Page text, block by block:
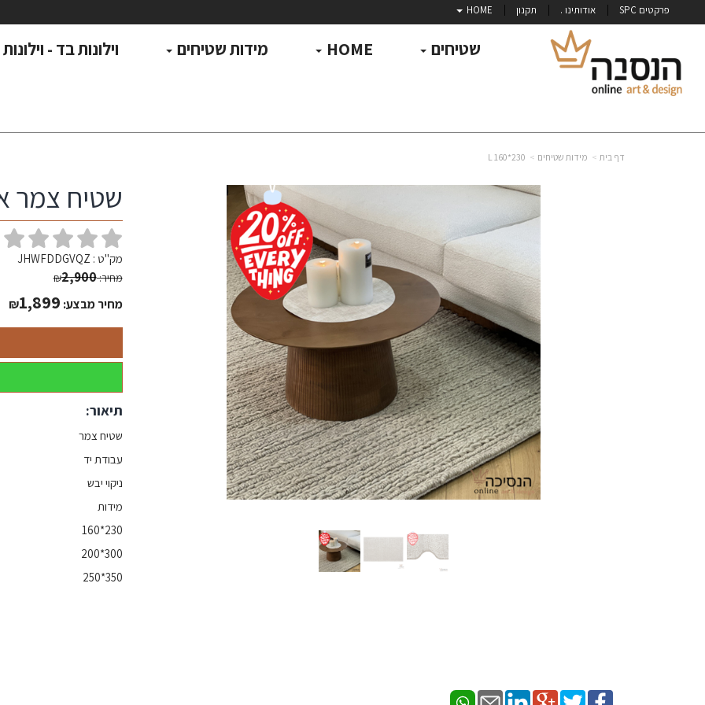
פרקטים SPC אודותינו . תקנון HOME
שטיחים HOME מידות שטיחים וילונות בד -
דף בית מידות שטיחים 230*160 L
שטיח צמר אבן
מק"ט : JHWFDDGVQZ
מחיר: ₪2,900
מחיר מבצע: ₪1,899
תיאור:
שטיח צמר
עבודת יד
ניקוי יבש
מידות
230*160
300*200
350*250